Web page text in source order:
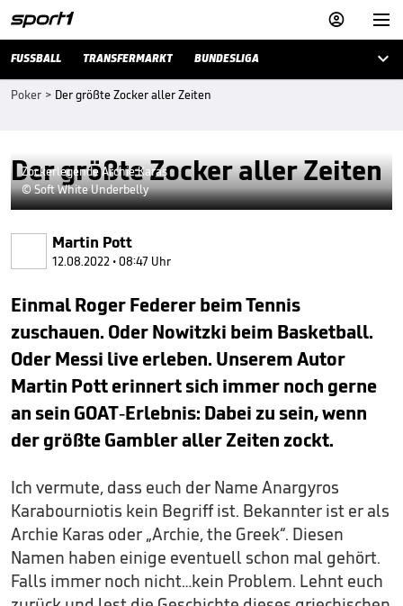


FUSSBALL TRANSFERMARKT BUNDESLIGA 
Poker > Der größte Zocker aller Zeiten
Der größte Zocker aller Zeiten
Zockerlegende Archie Karas
© Soft White Underbelly
Martin Pott
12.08.2022 • 08:47 Uhr
Einmal Roger Federer beim Tennis
zuschauen. Oder Nowitzki beim Basketball.
Oder Messi live erleben. Unserem Autor
Martin Pott erinnert sich immer noch gerne
an sein GOAT-Erlebnis: Dabei zu sein, wenn
der größte Gambler aller Zeiten zockt.
Ich vermute, dass euch der Name Anargyros
Karabourniotis kein Begriff ist. Bekannter ist er als
Archie Karas oder „Archie, the Greek“. Diesen
Namen haben einige eventuell schon mal gehört.
Falls immer noch nicht…kein Problem. Lehnt euch